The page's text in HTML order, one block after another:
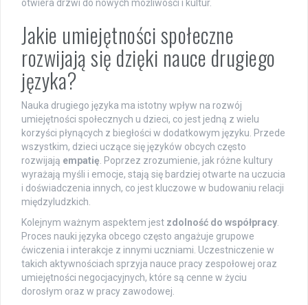
otwiera drzwi do nowych możliwości i kultur.
Jakie umiejętności społeczne
rozwijają się dzięki nauce drugiego
języka?
Nauka drugiego języka ma istotny wpływ na rozwój
umiejętności społecznych u dzieci, co jest jedną z wielu
korzyści płynących z biegłości w dodatkowym języku. Przede
wszystkim, dzieci uczące się języków obcych często
rozwijają empatię . Poprzez zrozumienie, jak różne kultury
wyrażają myśli i emocje, stają się bardziej otwarte na uczucia
i doświadczenia innych, co jest kluczowe w budowaniu relacji
międzyludzkich.
Kolejnym ważnym aspektem jest zdolność do współpracy
Proces nauki języka obcego często angażuje grupowe
ćwiczenia i interakcje z innymi uczniami. Uczestniczenie w
takich aktywnościach sprzyja nauce pracy zespołowej oraz
umiejętności negocjacyjnych, które są cenne w życiu
dorosłym oraz w pracy zawodowej.